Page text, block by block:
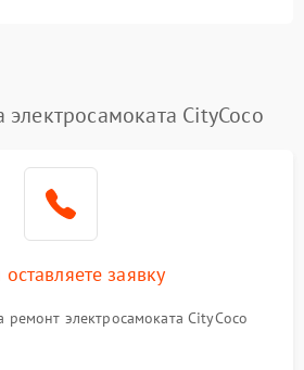
CityCoco
заявку
ремонт электросамоката CityCoco